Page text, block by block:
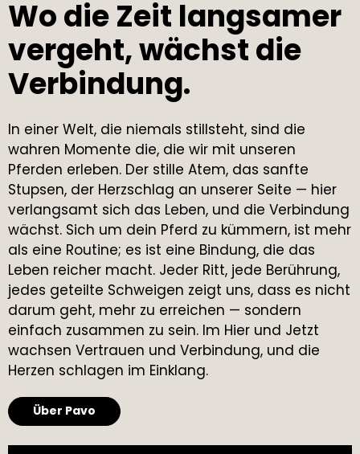
Wo die Zeit langsamer
vergeht, wächst die
Verbindung.
In einer Welt, die niemals stillsteht, sind die
wahren Momente die, die wir mit unseren
Pferden erleben. Der stille Atem, das sanfte
Stupsen, der Herzschlag an unserer Seite — hier
verlangsamt sich das Leben, und die Verbindung
wächst. Sich um dein Pferd zu kümmern, ist mehr
als eine Routine; es ist eine Bindung, die das
Leben reicher macht. Jeder Ritt, jede Berührung,
jedes geteilte Schweigen zeigt uns, dass es nicht
darum geht, mehr zu erreichen — sondern
einfach zusammen zu sein. Im Hier und Jetzt
wachsen Vertrauen und Verbindung, und die
Herzen schlagen im Einklang.
Über Pavo